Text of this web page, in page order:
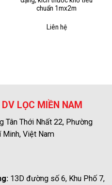
chuẩn 1mx2m
Liên hệ
LỌC MIỀN NAM
Thới Nhất 22, Phường
Minh, Việt Nam
13D đường số 6, Khu Phố 7,